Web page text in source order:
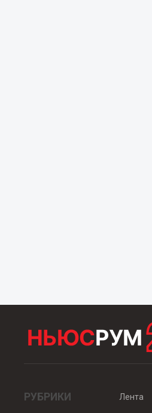
РУБРИКИ
Лента